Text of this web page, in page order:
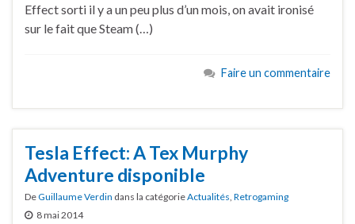
Effect sorti il y a un peu plus d’un mois, on avait ironisé
sur le fait que Steam (…)
Faire un commentaire
Tesla Effect: A Tex Murphy
Adventure disponible
DeGuillaume Verdin dans la catégorieActualités, Retrogaming
8 mai 2014